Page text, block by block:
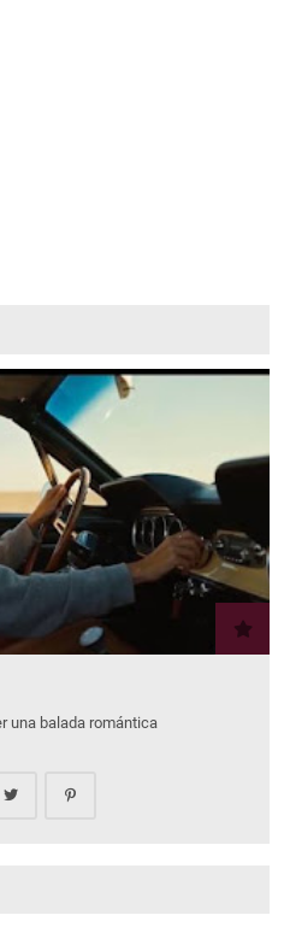
una balada romántica